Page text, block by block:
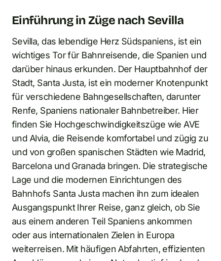
Einführung in Züge nach Sevilla
Sevilla, das lebendige Herz Südspaniens, ist ein
wichtiges Tor für Bahnreisende, die Spanien und
darüber hinaus erkunden. Der Hauptbahnhof der
Stadt, Santa Justa, ist ein moderner Knotenpunkt
für verschiedene Bahngesellschaften, darunter
Renfe, Spaniens nationaler Bahnbetreiber. Hier
finden Sie Hochgeschwindigkeitszüge wie AVE
und Alvia, die Reisende komfortabel und zügig zu
und von großen spanischen Städten wie Madrid,
Barcelona und Granada bringen. Die strategische
Lage und die modernen Einrichtungen des
Bahnhofs Santa Justa machen ihn zum idealen
Ausgangspunkt Ihrer Reise, ganz gleich, ob Sie
aus einem anderen Teil Spaniens ankommen
oder aus internationalen Zielen in Europa
weiterreisen. Mit häufigen Abfahrten, effizienten